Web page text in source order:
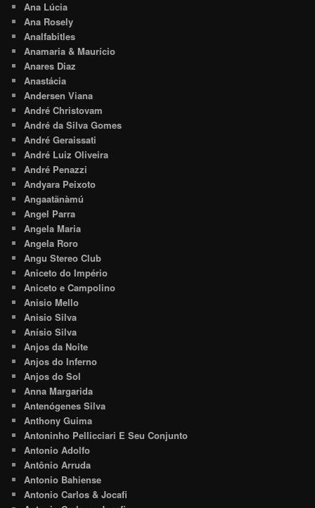
Ana Lúcia
Ana Rosely
Analfabitles
Anamaria & Maurício
Anares Diaz
Anastácia
Andersen Viana
André Christovam
André da Silva Gomes
André Geraissati
André Luiz Oliveira
André Penazzi
Andyara Peixoto
Angaatãnàmú
Angel Parra
Angela Maria
Angela Roro
Angu Stereo Club
Aniceto do Império
Aniceto e Campolino
Anisio Mello
Anisio Silva
Anísio Silva
Anjos da Noite
Anjos do Inferno
Anjos do Sol
Anna Margarida
Antenógenes Silva
Anthony Guima
Antoninho Pellicciari E Seu Conjunto
Antonio Adolfo
Antônio Arruda
Antonio Bahiense
Antonio Carlos & Jocafi